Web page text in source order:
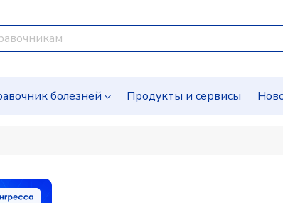
болезней Продукты и сервисы